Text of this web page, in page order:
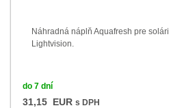
Náhradná náplň Aquafresh pre
Lightvision.
do 7 dní
31,15 EUR s DPH